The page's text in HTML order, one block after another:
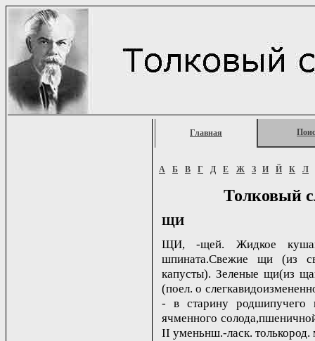
Главная
А Б В Г Д Е Ж З И Й К Л
Толковый
ЩИ
ЩИ, -щей. Жидкое
шпината.Свежие щи (из
капусты). Зеленые щи(из
(поел. о
- в старину родшипучего
ячменного
II уменьнш.-ласк.